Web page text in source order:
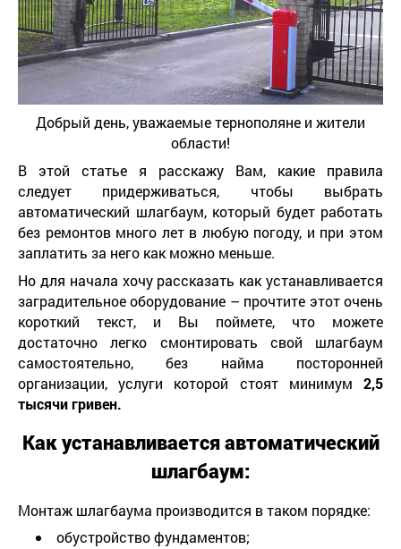
Добрый день, уважаемые тернополяне и жители
области!
В этой статье я расскажу Вам, какие правила
следует придерживаться, чтобы выбрать
автоматический шлагбаум, который будет работать
без ремонтов много лет в любую погоду, и при этом
заплатить за него как можно меньше.
Но для начала хочу рассказать как устанавливается
заградительное оборудование – прочтите этот очень
короткий текст, и Вы поймете, что можете
достаточно легко смонтировать свой шлагбаум
самостоятельно, без найма посторонней
организации, услуги которой стоят минимум 2,5
тысячи гривен.
Как устанавливается автоматический
шлагбаум:
Монтаж шлагбаума производится в таком порядке:
обустройство фундаментов;